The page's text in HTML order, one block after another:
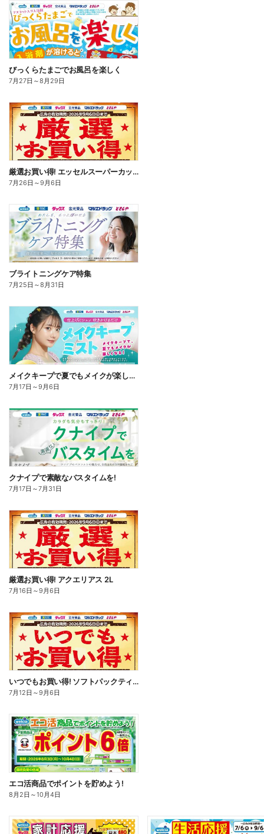
びっくらたまごでお風呂を楽しく
7月27日 ～8月29日
厳選お買い得! エッセルスーパーカップ
7月26日 ～9月6日
ブライトニングケア特集
7月25日 ～8月31日
メイクキープで夏でもメイクが楽しくなる!
7月17日 ～9月6日
クナイプで素敵なバスタイムを!
7月17日 ～7月31日
厳選お買い得! アクエリアス 2L
7月16日 ～9月6日
いつでもお買い得! ソフトパックティッシュ
7月12日 ～9月6日
エコ活商品でポイントを貯めよう!
8月2日 ～10月4日